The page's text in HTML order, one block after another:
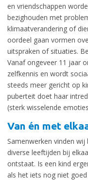
en vriendschappen
bezighouden met
klimaatverandering of
oordeel gaan vormen
uitspraken of situaties.
Vanaf ongeveer 11 jaar
zelfkennis en wordt
steeds meer gericht op
puberteit doet haar
(sterk wisselende
Van én met
Samenwerken vinden
diverse leeftijden bij
ontstaat. Is een kind
als het iets nog niet